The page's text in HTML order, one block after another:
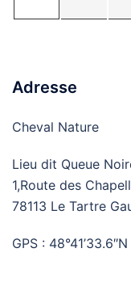
Adresse
Cheval Nature
Lieu dit Queue
1,Route des
78113 Le Tartre
GPS : 48°41’33.6″N